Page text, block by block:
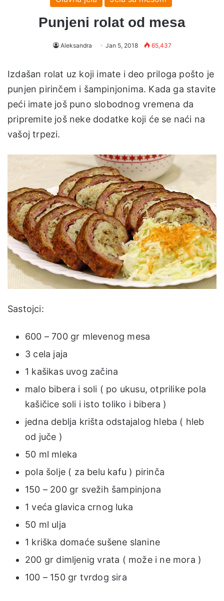
Punjeni rolat od mesa
Aleksandra Jan 5, 2018 65,437
Izdašan rolat uz koji imate i deo priloga pošto je
punjen pirinčem i šampinjonima. Kada ga stavite
peći imate još puno slobodnog vremena da
pripremite još neke dodatke koji će se naći na
vašoj trpezi.
Sastojci:
600 – 700 gr mlevenog mesa
3 cela jaja
1 kašikas uvog začina
malo bibera i soli ( po ukusu, otprilike pola
kašičice soli i isto toliko i bibera )
jedna deblja krišta odstajalog hleba ( hleb
od juče )
50 ml mleka
pola šolje ( za belu kafu ) pirinča
150 – 200 gr svežih šampinjona
1 veća glavica crnog luka
50 ml ulja
1 kriška domaće sušene slanine
200 gr dimljenig vrata ( može i ne mora )
100 – 150 gr tvrdog sira